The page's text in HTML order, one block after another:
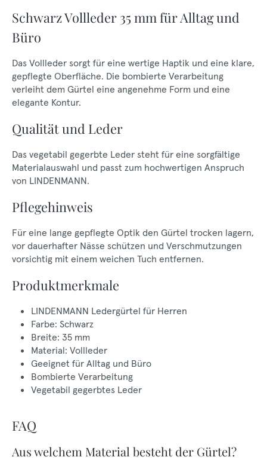
Schwarz Vollleder 35 mm für Alltag und
Büro
Das Vollleder sorgt für eine wertige Haptik und eine klare,
gepflegte Oberfläche. Die bombierte Verarbeitung
verleiht dem Gürtel eine angenehme Form und eine
elegante Kontur.
Qualität und Leder
Das vegetabil gegerbte Leder steht für eine sorgfältige
Materialauswahl und passt zum hochwertigen Anspruch
von LINDENMANN.
Pflegehinweis
Für eine lange gepflegte Optik den Gürtel trocken lagern,
vor dauerhafter Nässe schützen und Verschmutzungen
vorsichtig mit einem weichen Tuch entfernen.
Produktmerkmale
LINDENMANN Ledergürtel für Herren
Farbe: Schwarz
Breite: 35 mm
Material: Vollleder
Geeignet für Alltag und Büro
Bombierte Verarbeitung
Vegetabil gegerbtes Leder
FAQ
Aus welchem Material besteht der Gürtel?